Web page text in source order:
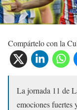
Compártelo con la
La jornada 11 de
emociones fuertes